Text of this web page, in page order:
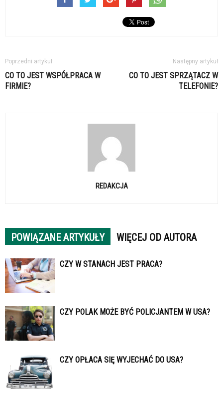
Poprzedni artykuł
CO TO JEST WSPÓŁPRACA W
FIRMIE?
Następny artykuł
CO TO JEST SPRZĄTACZ W
TELEFONIE?
REDAKCJA
POWIĄZANE ARTYKUŁY WIĘCEJ OD AUTORA
CZY W STANACH JEST PRACA?
CZY POLAK MOŻE BYĆ POLICJANTEM W USA?
CZY OPŁACA SIĘ WYJECHAĆ DO USA?